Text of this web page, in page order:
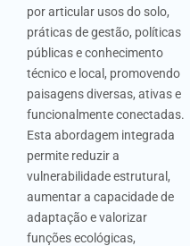
por articular usos do solo,
práticas de gestão, políticas
públicas e conhecimento
técnico e local, promovendo
paisagens diversas, ativas e
funcionalmente conectadas.
Esta abordagem integrada
permite reduzir a
vulnerabilidade estrutural,
aumentar a capacidade de
adaptação e valorizar
funções ecológicas,